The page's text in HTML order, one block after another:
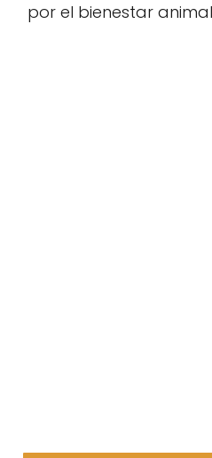
por el bienestar